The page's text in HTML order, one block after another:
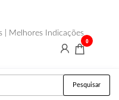
| Melhores Indicações
0
Pesquisar